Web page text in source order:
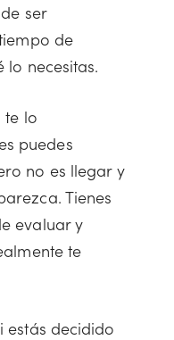
ser
de
necesitas.
te lo
puedes
no es llegar y
Tienes
evaluar y
te
estás decidido